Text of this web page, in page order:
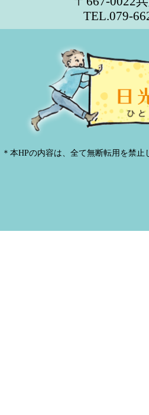
TEL.079-
＊本HPの内容は、全て無断転用を禁